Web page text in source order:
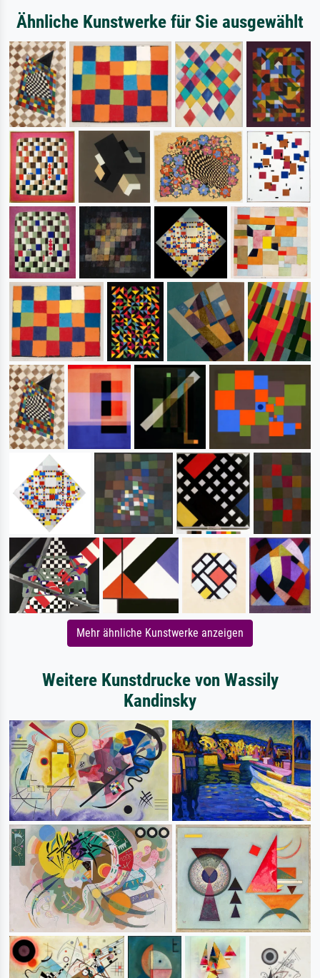
Ähnliche Kunstwerke für Sie ausgewählt
Mehr ähnliche Kunstwerke anzeigen
Weitere Kunstdrucke von Wassily
Kandinsky